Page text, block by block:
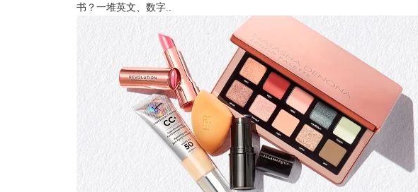
书？一堆英文、数字..